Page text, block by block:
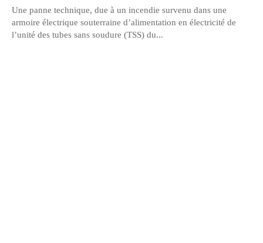
Une panne technique, due à un incendie survenu dans une
armoire électrique souterraine d’alimentation en électricité de
l’unité des tubes sans soudure (TSS) du...